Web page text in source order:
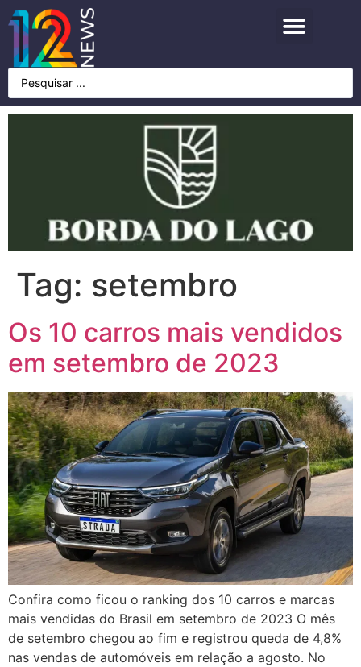
Tag: setembro
Os 10 carros mais vendidos
em setembro de 2023
Confira como ficou o ranking dos 10 carros e marcas
mais vendidas do Brasil em setembro de 2023 O mês
de setembro chegou ao fim e registrou queda de 4,8%
nas vendas de automóveis em relação a agosto. No